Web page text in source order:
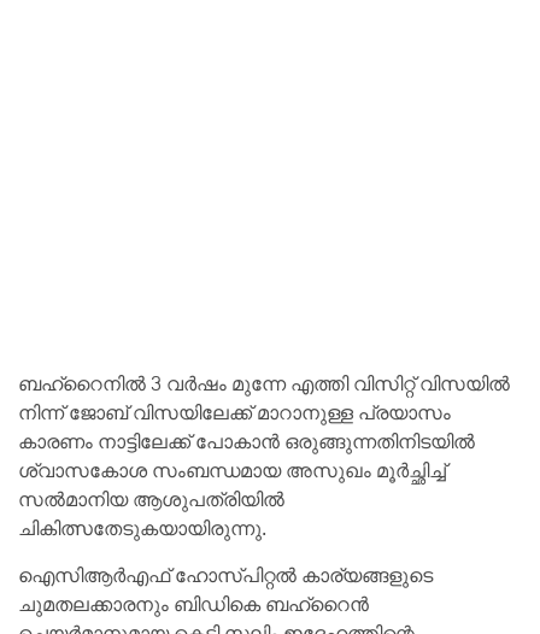
ബഹ്റൈനില്‍ 3 വര്‍ഷം മുന്നേ എത്തി വിസിറ്റ് വിസയില്‍
നിന്ന് ജോബ് വിസയിലേക്ക് മാറാനുള്ള പ്രയാസം
കാരണം നാട്ടിലേക്ക് പോകാന്‍ ഒരുങ്ങുന്നതിനിടയില്‍
ശ്വാസകോശ സംബന്ധമായ അസുഖം മൂര്‍ച്ഛിച്ച്
സല്‍മാനിയ ആശുപത്രിയില്‍
ചികിത്സതേടുകയായിരുന്നു.
ഐസിആര്‍എഫ് ഹോസ്പിറ്റല്‍ കാര്യങ്ങളുടെ
ചുമതലക്കാരനും ബിഡികെ ബഹ്റൈന്‍